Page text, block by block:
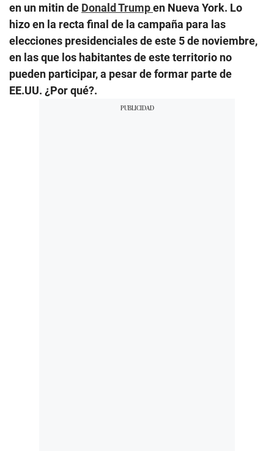
en un mitin de Donald Trumpen Nueva York. Lo
hizo en la recta final de la campaña para las
elecciones presidenciales de este 5 de noviembre,
en las que los habitantes de este territorio no
pueden participar, a pesar de formar parte de
EE.UU. ¿Por qué?.